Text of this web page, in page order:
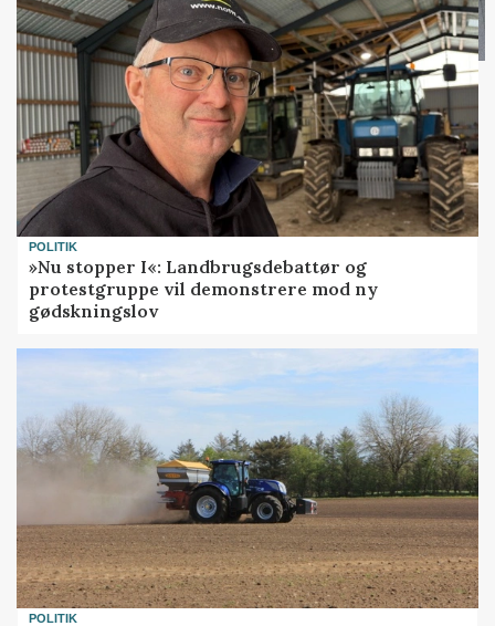
POLITIK
»Nu stopper I«: Landbrugsdebattør og
protestgruppe vil demonstrere mod ny
gødskningslov
POLITIK